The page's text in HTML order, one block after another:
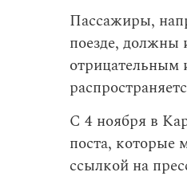
Пассажиры,
поезде, должны
отрицательным
С 4 ноября в
поста, которые
ссылкой на